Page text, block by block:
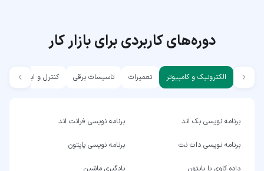
دوره‌های کاربردی برای بازار کار
الکترونیک و کامپیوتر تعمیرات تاسیسات برقی کنترل و ابزار دقیق
برنامه نویسی بک اند برنامه نویسی فرانت اند
برنامه نویسی دات نت برنامه نویسی پایتون
داده کاوی با پایتون یادگیری ماشین